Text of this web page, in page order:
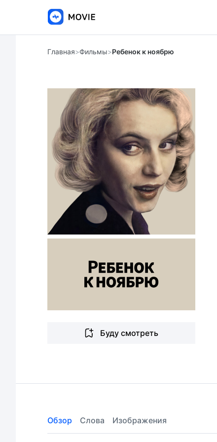
Главная>Фильмы>Ребенок к ноябрю
Буду смотреть
Обзор Слова Изображения